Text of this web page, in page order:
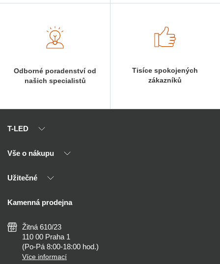
Odborné poradenství od
našich specialistů
Tisíce spokojených
zákazníků
T-LED
O nás
Kontakty
Vše o nákupu
Výhody T-LED
Montáž
Nejčastější dotazy
Než koupíte
Osvětlení dle místnosti
Užitečné
Reklamace a vrácení
Zásady ochrany soukromí
Nastavení cookies
Prohlášení o přístupnosti
Kamenná prodejna
Žitná 610/23
110 00 Praha 1
(Po-Pá 8:00-18:00 hod.)
Více informací